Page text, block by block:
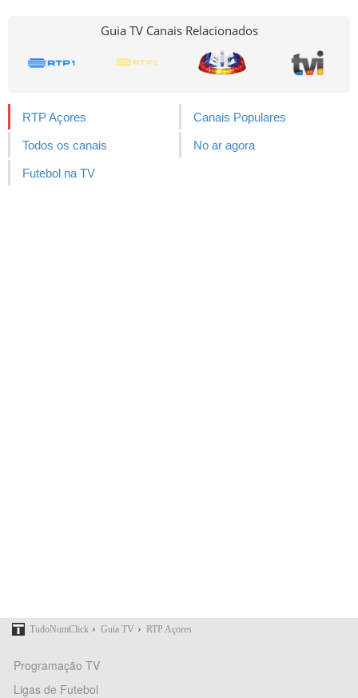
Guia TV Canais Relacionados
RTP Açores Canais Populares
Todos os canais No ar agora
Futebol na TV
TudoNumClick › Guia TV › RTP Açores
Programação TV
Ligas de Futebol